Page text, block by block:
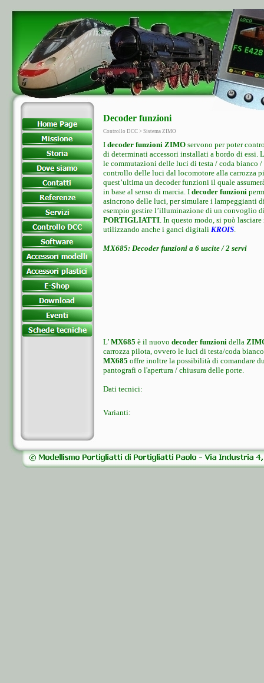
Decoder funzioni
Controllo DCC > Sistema ZIMO
I decoder funzioni ZIMO servono per poter
di determinati accessori installati a bordo di essi.
le commutazioni delle luci di testa / coda bianco
controllo delle luci dal locomotore alla carrozza
quest’ultima un decoder funzioni il quale
in base al senso di marcia. I decoder funzioni
asincrono delle luci, per simulare i lampeggianti
esempio gestire l’illuminazione di un convoglio
PORTIGLIATTI. In questo modo, si può
utilizzando anche i ganci digitali KROIS.
MX685: Decoder funzioni a 6 uscite / 2 servi
L’ MX685 è il nuovo decoder funzioni della
carrozza pilota, ovvero le luci di testa/coda
MX685 offre inoltre la possibilità di comandare
pantografi o l'apertura / chiusura delle porte.
Dati tecnici:
Varianti: